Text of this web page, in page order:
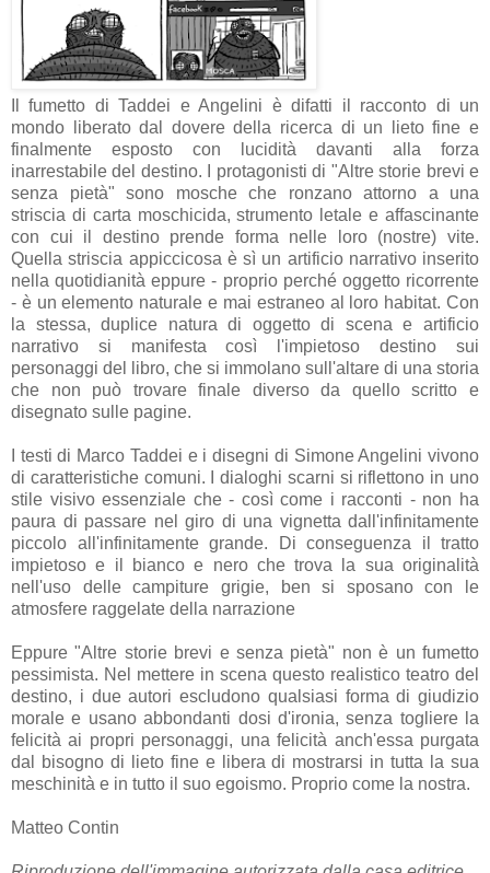
Il fumetto di Taddei e Angelini è difatti il racconto di un
mondo liberato dal dovere della ricerca di un lieto fine e
finalmente esposto con lucidità davanti alla forza
inarrestabile del destino. I protagonisti di "Altre storie brevi e
senza pietà" sono mosche che ronzano attorno a una
striscia di carta moschicida, strumento letale e affascinante
con cui il destino prende forma nelle loro (nostre) vite.
Quella striscia appiccicosa è sì un artificio narrativo inserito
nella quotidianità eppure - proprio perché oggetto ricorrente
- è un elemento naturale e mai estraneo al loro habitat. Con
la stessa, duplice natura di oggetto di scena e artificio
narrativo si manifesta così l'impietoso destino sui
personaggi del libro, che si immolano sull'altare di una storia
che non può trovare finale diverso da quello scritto e
disegnato sulle pagine.
I testi di Marco Taddei e i disegni di Simone Angelini vivono
di caratteristiche comuni. I dialoghi scarni si riflettono in uno
stile visivo essenziale che - così come i racconti - non ha
paura di passare nel giro di una vignetta dall'infinitamente
piccolo all'infinitamente grande. Di conseguenza il tratto
impietoso e il bianco e nero che trova la sua originalità
nell'uso delle campiture grigie, ben si sposano con le
atmosfere raggelate della narrazione
Eppure "Altre storie brevi e senza pietà" non è un fumetto
pessimista. Nel mettere in scena questo realistico teatro del
destino, i due autori escludono qualsiasi forma di giudizio
morale e usano abbondanti dosi d'ironia, senza togliere la
felicità ai propri personaggi, una felicità anch'essa purgata
dal bisogno di lieto fine e libera di mostrarsi in tutta la sua
meschinità e in tutto il suo egoismo. Proprio come la nostra.
Matteo Contin